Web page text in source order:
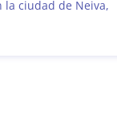
la ciudad de Neiva,